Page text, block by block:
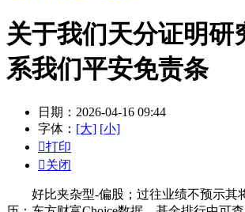
关于我们天分证明研
系我们平安免责条
日期：2026-04-16 09:44
字体： [大] [小]
打印
关闭
好比夹杂型-偏股；过往业绩不预示其